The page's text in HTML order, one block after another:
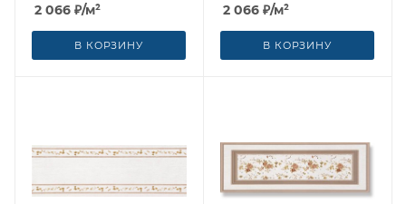
2 066 ₽/м²
В КОРЗИНУ
2 066 ₽/м²
В КОРЗИНУ